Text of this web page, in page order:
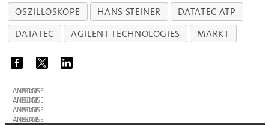
OSZILLOSKOPE HANS STEINER
DATATEC ATP
DATATEC
AGILENT TECHNOLOGIES MARKT
ANZEIGE
ANZEIGE
ANZEIGE
ANZEIGE